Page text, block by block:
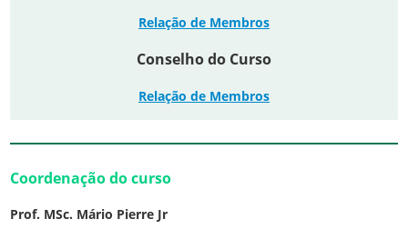
Relação de Membros
Conselho do Curso
Relação de Membros
Coordenação do curso
Prof. MSc. Mário Pierre Jr